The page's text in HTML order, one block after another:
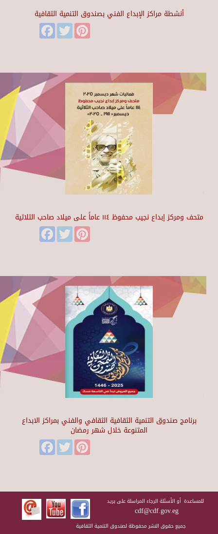
أنشطة مراكز الإبداع الفني بصندوق التنمية الثقافية
FacebookTwitter
متحف ومركز إبداع نجيب محفوظ ١١٤ عاماً على ميلاد صاحب الثلاثية
FacebookTwitter
برنامج صندوق التنمية الثقافية الثقافي والفني بمراكز الابداع
المتنوعة خلال شهر رمضان
FacebookTwitter
للمساعدة أو الأسئلة الرجاء المراسلة على بريد
cdf@cdf.gov.eg
جميع حقوق النشر محفوظة لصندوق التنمية الثقافية